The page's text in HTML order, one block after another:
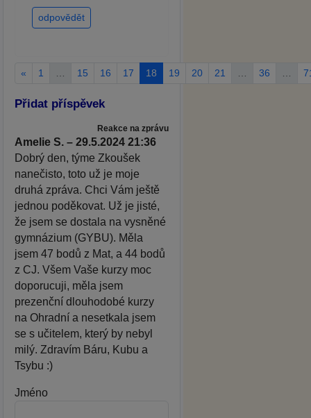
odpovědět
« 1 15 16 17 18 19 20 21 36
Přidat příspěvek
Reakce na zprávu
Amelie S. – 29.5.2024 21:36
Dobrý den, týme Zkoušek
nanečisto, toto už je moje
druhá zpráva. Chci Vám ještě
jednou poděkovat. Už je jisté,
že jsem se dostala na vysněné
gymnázium (GYBU). Měla
jsem 47 bodů z Mat, a 44 bodů
z CJ. Všem Vaše kurzy moc
doporucuji, měla jsem
prezenční dlouhodobé kurzy
na Ohradní a nesetkala jsem
se s učitelem, který by nebyl
milý. Zdravím Báru, Kubu a
Tsybu :)
Jméno